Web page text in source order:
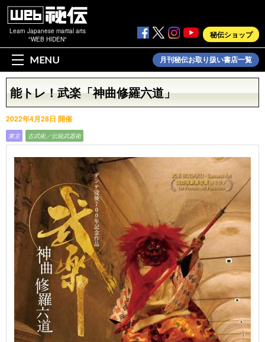
Learn Japanese martial arts
"WEB HIDEN"
秘伝ショップ
MENU 月刊秘伝お取り扱い書店一覧
能トレ！武楽「神曲修羅六道」
2022年4月28日 開催
東京 古武術／伝統武器術